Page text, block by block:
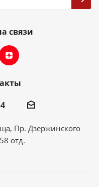
связи
Пр. Дзержинского
отд.